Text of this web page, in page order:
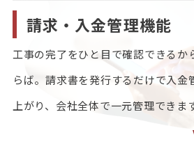
請求・入金管理機能
工事の完了をひと目で確認できるか
らば。請求書を発行するだけで入金
上がり、会社全体で一元管理できま